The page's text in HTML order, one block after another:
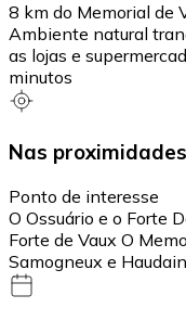
8 km do Memorial de
Ambiente natural
as lojas e
minutos
Nas proximidades
Ponto de interesse
O Ossuário e o Forte
Forte de Vaux O
Samogneux e